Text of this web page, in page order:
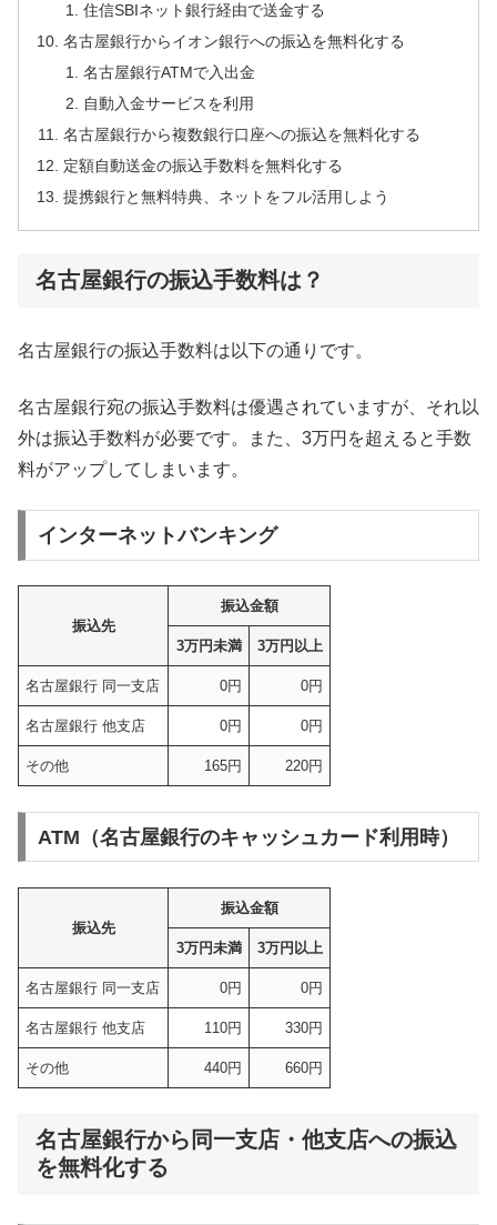
住信SBIネット銀行経由で送金する
名古屋銀行からイオン銀行への振込を無料化する
名古屋銀行ATMで入出金
自動入金サービスを利用
名古屋銀行から複数銀行口座への振込を無料化する
定額自動送金の振込手数料を無料化する
提携銀行と無料特典、ネットをフル活用しよう
名古屋銀行の振込手数料は？
名古屋銀行の振込手数料は以下の通りです。
名古屋銀行宛の振込手数料は優遇されていますが、それ以
外は振込手数料が必要です。また、3万円を超えると手数
料がアップしてしまいます。
インターネットバンキング
振込先
振込金額
3万円未満 3万円以上
名古屋銀行 同一支店 0円 0円
名古屋銀行 他支店 0円 0円
その他 165円 220円
ATM（名古屋銀行のキャッシュカード利用時）
振込先
振込金額
3万円未満 3万円以上
名古屋銀行 同一支店 0円 0円
名古屋銀行 他支店 110円 330円
その他 440円 660円
名古屋銀行から同一支店・他支店への振込
を無料化する